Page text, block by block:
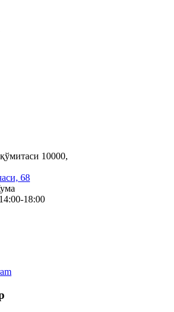
10000,
68
18:00